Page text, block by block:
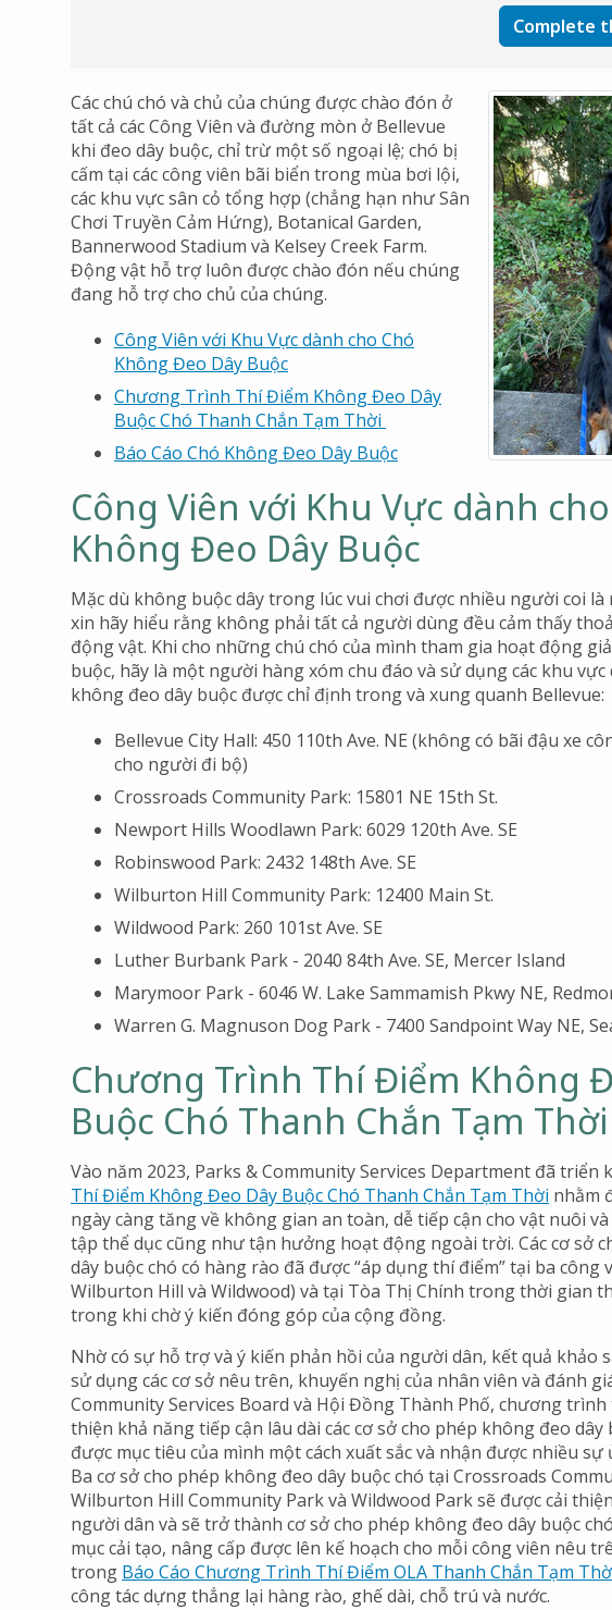
Complete
Các chú chó và chủ của chúng được chào đón ở
tất cả các Công Viên và đường mòn ở Bellevue
khi đeo dây buộc, chỉ trừ một số ngoại lệ; chó bị
cấm tại các công viên bãi biển trong mùa bơi lội,
các khu vực sân cỏ tổng hợp (chẳng hạn như Sân
Chơi Truyền Cảm Hứng), Botanical Garden,
Bannerwood Stadium và Kelsey Creek Farm.
Động vật hỗ trợ luôn được chào đón nếu chúng
đang hỗ trợ cho chủ của chúng.
Công Viên với Khu Vực dành cho Chó
Không Đeo Dây Buộc
Chương Trình Thí Điểm Không Đeo Dây
Buộc Chó Thanh Chắn Tạm Thời
Báo Cáo Chó Không Đeo Dây Buộc
Công Viên với Khu Vực dành
Không Đeo Dây Buộc
Mặc dù không buộc dây trong lúc vui chơi được nhiều người coi là
xin hãy hiểu rằng không phải tất cả người dùng đều cảm thấy
động vật. Khi cho những chú chó của mình tham gia hoạt động
buộc, hãy là một người hàng xóm chu đáo và sử dụng các khu vực
không đeo dây buộc được chỉ định trong và xung quanh Bellevue:
Bellevue City Hall: 450 110th Ave. NE (không có bãi đậu xe
cho người đi bộ)
Crossroads Community Park: 15801 NE 15th St.
Newport Hills Woodlawn Park: 6029 120th Ave. SE
Robinswood Park: 2432 148th Ave. SE
Wilburton Hill Community Park: 12400 Main St.
Wildwood Park: 260 101st Ave. SE
Luther Burbank Park - 2040 84th Ave. SE, Mercer Island
Marymoor Park - 6046 W. Lake Sammamish Pkwy NE,
Warren G. Magnuson Dog Park - 7400 Sandpoint Way NE,
Chương Trình Thí Điểm Không
Buộc Chó Thanh Chắn Tạm Thời
Vào năm 2023, Parks & Community Services Department đã triển
Thí Điểm Không Đeo Dây Buộc Chó Thanh Chắn Tạm Thời nhằm
ngày càng tăng về không gian an toàn, dễ tiếp cận cho vật nuôi
tập thể dục cũng như tận hưởng hoạt động ngoài trời. Các cơ sở
dây buộc chó có hàng rào đã được “áp dụng thí điểm” tại ba công
Wilburton Hill và Wildwood) và tại Tòa Thị Chính trong thời gian
trong khi chờ ý kiến đóng góp của cộng đồng.
Nhờ có sự hỗ trợ và ý kiến phản hồi của người dân, kết quả khảo
sử dụng các cơ sở nêu trên, khuyến nghị của nhân viên và đánh
Community Services Board và Hội Đồng Thành Phố, chương trình
thiện khả năng tiếp cận lâu dài các cơ sở cho phép không đeo dây
được mục tiêu của mình một cách xuất sắc và nhận được nhiều
Ba cơ sở cho phép không đeo dây buộc chó tại Crossroads
Wilburton Hill Community Park và Wildwood Park sẽ được cải
người dân và sẽ trở thành cơ sở cho phép không đeo dây buộc
mục cải tạo, nâng cấp được lên kế hoạch cho mỗi công viên nêu
trong Báo Cáo Chương Trình Thí Điểm OLA Thanh Chắn Tạm
công tác dựng thẳng lại hàng rào, ghế dài, chỗ trú và nước.